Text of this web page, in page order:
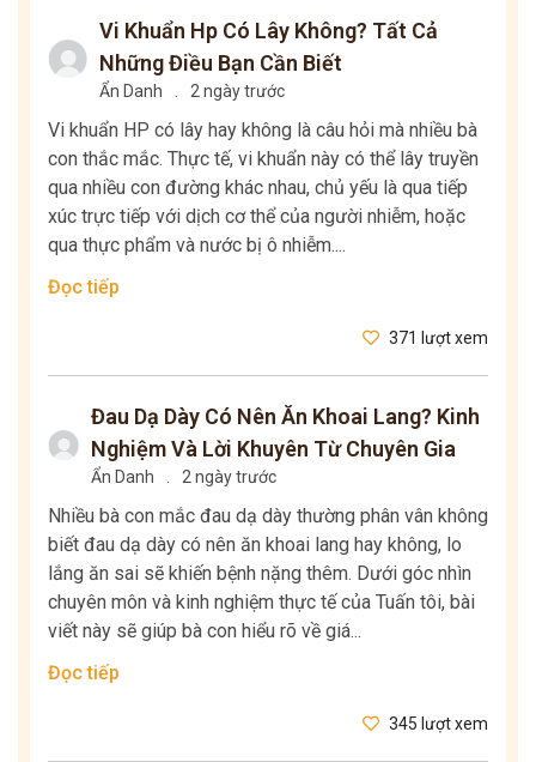
Vi Khuẩn Hp Có Lây Không? Tất Cả
Những Điều Bạn Cần Biết
Ẩn Danh . 2 ngày trước
Vi khuẩn HP có lây hay không là câu hỏi mà nhiều bà
con thắc mắc. Thực tế, vi khuẩn này có thể lây truyền
qua nhiều con đường khác nhau, chủ yếu là qua tiếp
xúc trực tiếp với dịch cơ thể của người nhiễm, hoặc
qua thực phẩm và nước bị ô nhiễm....
Đọc tiếp
371 lượt xem
Đau Dạ Dày Có Nên Ăn Khoai Lang? Kinh
Nghiệm Và Lời Khuyên Từ Chuyên Gia
Ẩn Danh . 2 ngày trước
Nhiều bà con mắc đau dạ dày thường phân vân không
biết đau dạ dày có nên ăn khoai lang hay không, lo
lắng ăn sai sẽ khiến bệnh nặng thêm. Dưới góc nhìn
chuyên môn và kinh nghiệm thực tế của Tuấn tôi, bài
viết này sẽ giúp bà con hiểu rõ về giá...
Đọc tiếp
345 lượt xem